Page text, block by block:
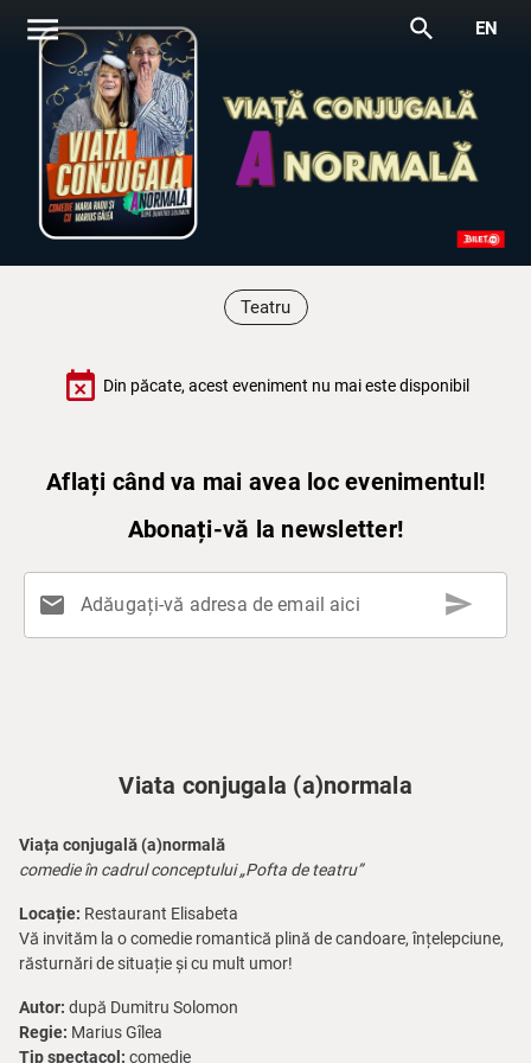
menu search EN
Teatru
event_busy Din păcate, acest eveniment nu mai este disponibil
Aflați când va mai avea loc evenimentul!
Abonați-vă la newsletter!
mail Adăugați-vă adresa de email aici send
Viata conjugala (a)normala
Viața conjugală (a)normală
comedie în cadrul conceptului „Pofta de teatru”
Locație: Restaurant Elisabeta
Vă invităm la o comedie romantică plină de candoare, înțelepciune,
răsturnări de situație și cu mult umor!
Autor: după Dumitru Solomon
Regie: Marius Gîlea
Tip spectacol: comedie